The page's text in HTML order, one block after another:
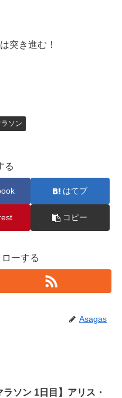
突き進む！
ソン
る
はてブ
コピー
ーする
Asagas
ラソン 1日目】アリス・